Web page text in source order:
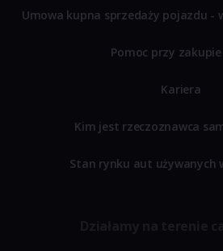
Umowa kupna sprzedaży pojazdu -
Pomoc przy
Kariera
Kim jest rzeczoznawca
Stan rynku aut używanych